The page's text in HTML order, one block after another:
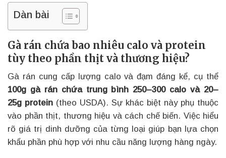
Dàn bài
Gà rán chứa bao nhiêu calo và protein
tùy theo phần thịt và thương hiệu?
Gà rán cung cấp lượng calo và đạm đáng kể, cụ thể
100g gà rán chứa trung bình 250–300 calo và 20–
25g protein (theo USDA). Sự khác biệt này phụ thuộc
vào phần thịt, thương hiệu và cách chế biến. Việc hiểu
rõ giá trị dinh dưỡng của từng loại giúp bạn lựa chọn
khẩu phần phù hợp với nhu cầu năng lượng hàng ngày.